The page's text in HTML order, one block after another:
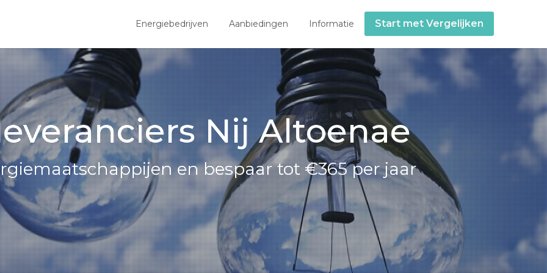
Energiebedrijven Aanbiedingen Informatie Start met Vergelijken
Nij Altoenae
en bespaar tot €365 per jaar